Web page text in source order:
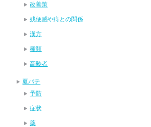
改善策
残便感や痔との関係
漢方
種類
高齢者
夏バテ
予防
症状
薬